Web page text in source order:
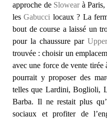
approche de Slowearà Paris,
lesGabucci locaux ? La
bout de course a laissé un
pour la chaussure par
trouvée : choisir un
avec une force de vente tirée
pourrait y proposer des
telles que Lardini, Boglioli,
Barba. Il ne restait plus
sociaux et profiter de